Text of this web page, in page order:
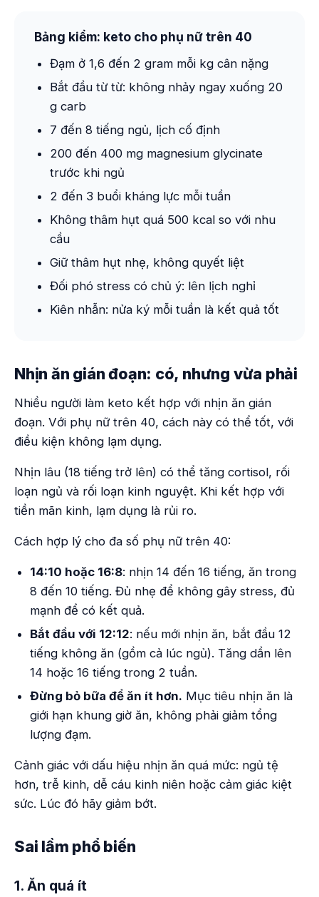
Bảng kiểm: keto cho phụ nữ trên 40
Đạm ở 1,6 đến 2 gram mỗi kg cân nặng
Bắt đầu từ từ: không nhảy ngay xuống 20
g carb
7 đến 8 tiếng ngủ, lịch cố định
200 đến 400 mg magnesium glycinate
trước khi ngủ
2 đến 3 buổi kháng lực mỗi tuần
Không thâm hụt quá 500 kcal so với nhu
cầu
Giữ thâm hụt nhẹ, không quyết liệt
Đối phó stress có chủ ý: lên lịch nghỉ
Kiên nhẫn: nửa ký mỗi tuần là kết quả tốt
Nhịn ăn gián đoạn: có, nhưng vừa phải
Nhiều người làm keto kết hợp với nhịn ăn gián
đoạn. Với phụ nữ trên 40, cách này có thể tốt, với
điều kiện không lạm dụng.
Nhịn lâu (18 tiếng trở lên) có thể tăng cortisol, rối
loạn ngủ và rối loạn kinh nguyệt. Khi kết hợp với
tiền mãn kinh, lạm dụng là rủi ro.
Cách hợp lý cho đa số phụ nữ trên 40:
14:10 hoặc 16:8: nhịn 14 đến 16 tiếng, ăn trong
8 đến 10 tiếng. Đủ nhẹ để không gây stress, đủ
mạnh để có kết quả.
Bắt đầu với 12:12: nếu mới nhịn ăn, bắt đầu 12
tiếng không ăn (gồm cả lúc ngủ). Tăng dần lên
14 hoặc 16 tiếng trong 2 tuần.
Đừng bỏ bữa để ăn ít hơn. Mục tiêu nhịn ăn là
giới hạn khung giờ ăn, không phải giảm tổng
lượng đạm.
Cảnh giác với dấu hiệu nhịn ăn quá mức: ngủ tệ
hơn, trễ kinh, dễ cáu kinh niên hoặc cảm giác kiệt
sức. Lúc đó hãy giảm bớt.
Sai lầm phổ biến
1. Ăn quá ít